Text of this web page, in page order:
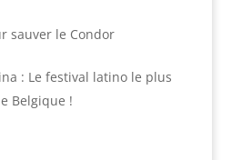
sauver le Condor
: Le festival latino le plus
Belgique !